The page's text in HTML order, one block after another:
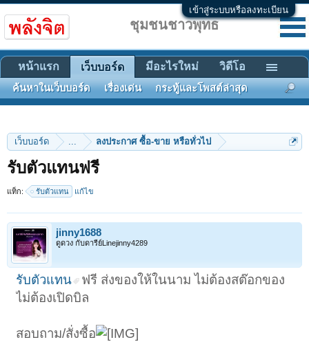
เข้าสู่ระบบหรือลงทะเบียน
เว็บบอร์ด ... ลงประกาศ ซื้อ-ขาย หรือทั่วไป
รับตัวแทนฟรี
แท็ก: รับตัวแทน แก้ไข
jinny1688
ดูดวง กับดารีย์Linejinny4289
รับตัวแทน
ฟรี ส่งของให้ในนาม ไม่ต้องสต๊อกของ
ไม่ต้องเปิดบิล
สอบถาม/สั่งซื้อ
ชุมชนชาวพุทธ
หน้าแรก เว็บบอร์ด
ค้นหาในเว็บบอร์ด เรื่องเด่น กระทู้และโพสต์ล่าสุด
มีอะไรใหม่ วิดีโอ